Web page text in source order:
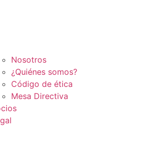
Nosotros
¿Quiénes somos?
Código de ética
Mesa Directiva